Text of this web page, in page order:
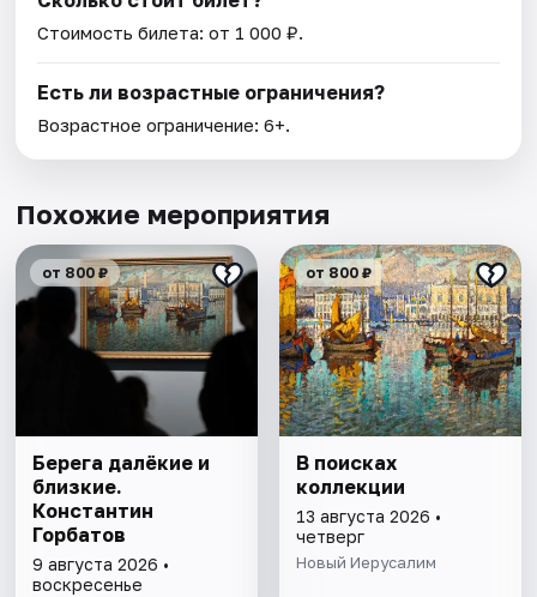
Стоимость билета: от 1 000 ₽.
Есть ли возрастные ограничения?
Возрастное ограничение: 6+.
Похожие мероприятия
от 800 ₽
Берега далёкие и
близкие.
Константин
Горбатов
9 августа 2026 •
воскресенье
от 800 ₽
В поисках
коллекции
13 августа 2026 •
четверг
Новый Иерусалим